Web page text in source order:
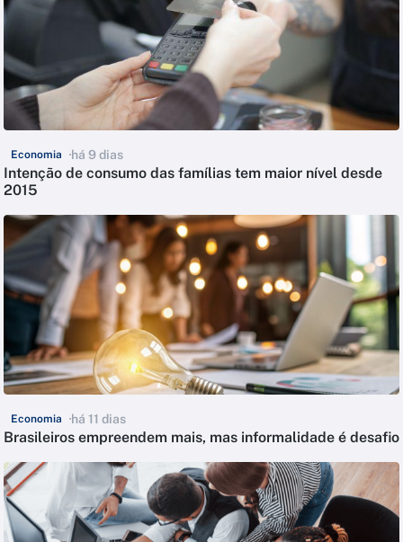
Economia há 9 dias
Intenção de consumo das famílias tem maior nível desde
2015
Economia há 11 dias
Brasileiros empreendem mais, mas informalidade é desafio